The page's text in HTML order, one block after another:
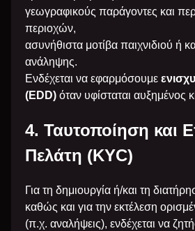
γεωγραφικούς παράγοντες και
περιοχών,
ασυνήθιστα μοτίβα παιχνιδιού ή
ανάληψης.
Ενδέχεται να εφαρμόσουμε
(EDD) όταν υφίσταται αυξημένος
4. Ταυτοποίηση και
Πελάτη (KYC)
Για τη δημιουργία ή/και τη
καθώς και για την εκτέλεση
(π.χ. αναλήψεις), ενδέχεται να